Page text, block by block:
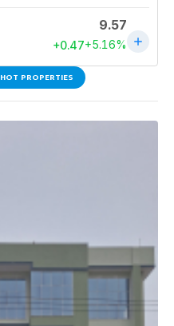
HOT PROPERTIES